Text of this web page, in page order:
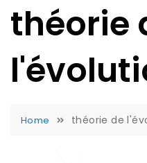
théorie
Home théorie de